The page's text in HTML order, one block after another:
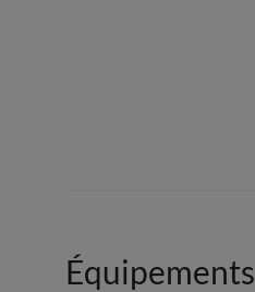
Équipements